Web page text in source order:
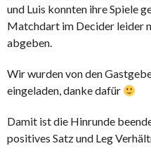
und Luis konnten ihre Spiele
Matchdart im Decider leider
abgeben.
Wir wurden von den
eingeladen, danke dafür
Damit ist die Hinrunde
positives Satz und Leg